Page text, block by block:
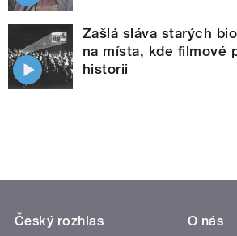
Zašlá sláva starých
na místa, kde filmové
historii
Český rozhlas
O nás